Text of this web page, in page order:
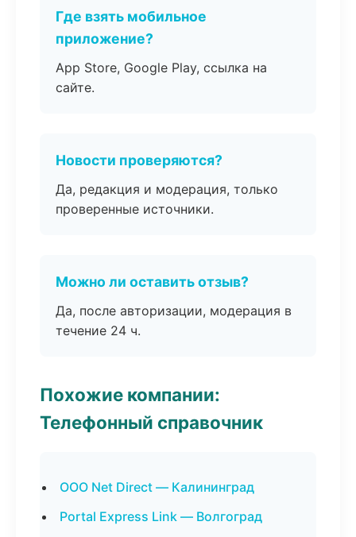
Где взять мобильное
приложение?
App Store, Google Play, ссылка на
сайте.
Новости проверяются?
Да, редакция и модерация, только
проверенные источники.
Можно ли оставить отзыв?
Да, после авторизации, модерация в
течение 24 ч.
Похожие компании:
Телефонный справочник
ООО Net Direct — Калининград
Portal Express Link — Волгоград